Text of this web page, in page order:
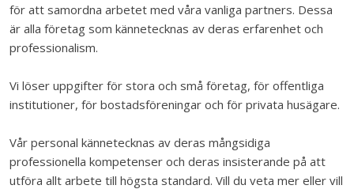
för att samordna arbetet med våra vanliga partners. Dessa
är alla företag som kännetecknas av deras erfarenhet och
professionalism.​
Vi löser uppgifter för stora och små företag, för offentliga
institutioner, för bostadsföreningar och för privata husägare.​
Vår personal kännetecknas av deras mångsidiga
professionella kompetenser och deras insisterande på att
utföra allt arbete till högsta standard.​ Vill du veta mer eller vill